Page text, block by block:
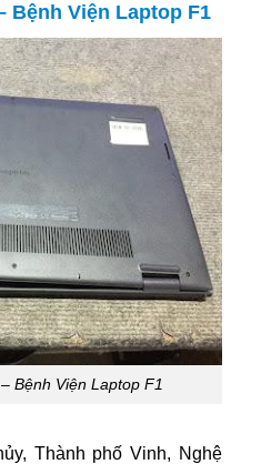
Bệnh Viện Laptop F1
Bệnh Viện Laptop F1
Thành phố Vinh, Nghệ